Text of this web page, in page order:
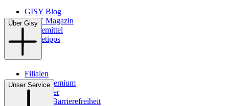
GISY Blog
GISY Magazin
Pflegemittel
Pflegetipps
Über Gisy
Filialen
WMS-Premium
Newsletter
Digitale Barrierefreiheit
Unser Service